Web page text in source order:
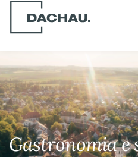
Gastronomia e